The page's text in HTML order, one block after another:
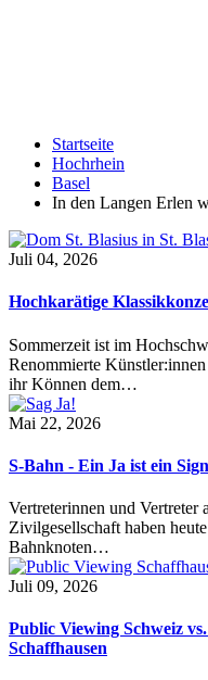
Startseite
Hochrhein
Basel
In den Langen Erlen
Juli 04, 2026
Hochkarätige
Sommerzeit ist im
Renommierte
ihr Können dem…
Mai 22, 2026
S-Bahn - Ein Ja ist ein
Vertreterinnen und Vertreter
Zivilgesellschaft haben
Bahnknoten…
Juli 09, 2026
Public Viewing Schweiz
Schaffhausen